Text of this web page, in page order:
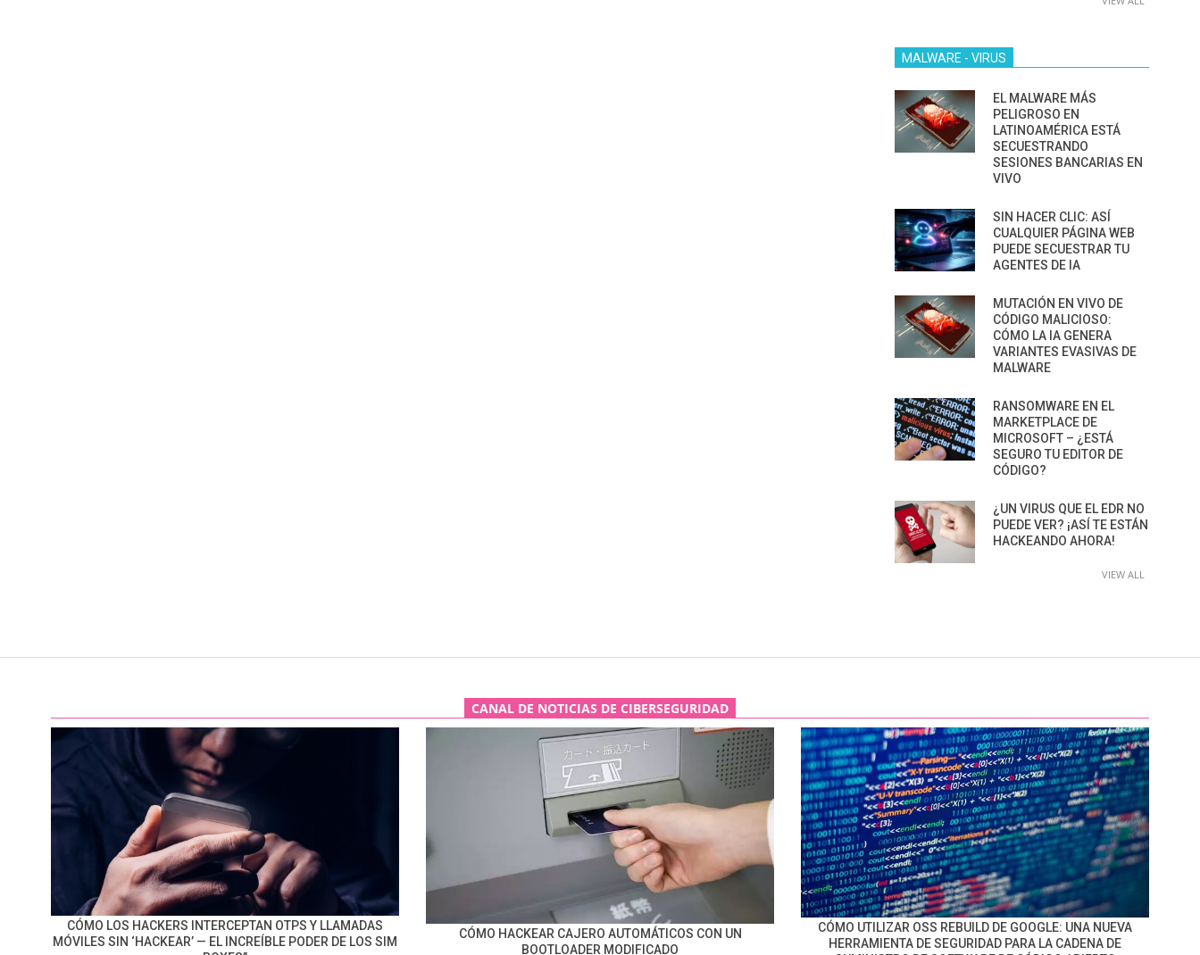
MALWARE - VIRUS
EL MALWARE MÁS
PELIGROSO EN
LATINOAMÉRICA ESTÁ
SECUESTRANDO
SESIONES BANCARIAS EN
VIVO
SIN HACER CLIC: ASÍ
CUALQUIER PÁGINA WEB
PUEDE SECUESTRAR TU
AGENTES DE IA
MUTACIÓN EN VIVO DE
CÓDIGO MALICIOSO:
CÓMO LA IA GENERA
VARIANTES EVASIVAS DE
MALWARE
RANSOMWARE EN EL
MARKETPLACE DE
MICROSOFT – ¿ESTÁ
SEGURO TU EDITOR DE
CÓDIGO?
¿UN VIRUS QUE EL EDR NO
PUEDE VER? ¡ASÍ TE ESTÁN
HACKEANDO AHORA!
VIEW ALL
CANAL DE NOTICIAS DE CIBERSEGURIDAD
CÓMO LOS HACKERS INTERCEPTAN OTPS Y LLAMADAS
MÓVILES SIN ‘HACKEAR’ — EL INCREÍBLE PODER DE LOS SIM
CÓMO HACKEAR CAJERO AUTOMÁTICOS CON UN
BOOTLOADER MODIFICADO
CÓMO UTILIZAR OSS REBUILD DE GOOGLE: UNA NUEVA
HERRAMIENTA DE SEGURIDAD PARA LA CADENA DE